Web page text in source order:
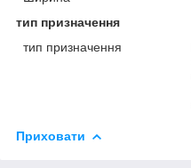
тип призначення
тип призначення
Приховати